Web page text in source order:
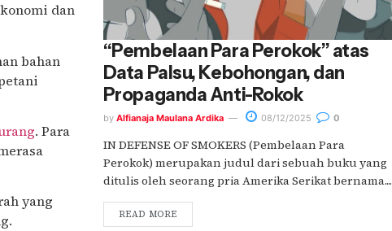
dan
bahan
. Para
yang
“Pembelaan Para Perokok” atas
Data Palsu, Kebohongan, dan
Propaganda Anti-Rokok
by Alfianaja Maulana Ardika 08/12/2025 0
IN DEFENSE OF SMOKERS (Pembelaan Para
Perokok) merupakan judul dari sebuah buku yang
ditulis oleh seorang pria Amerika Serikat bernama....
READ MORE